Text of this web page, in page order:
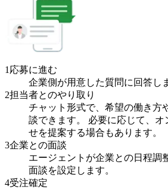
1 応募に進む
企業側が用意した質問に回答し
2担当者とのやり取り
チャット形式で、希望の働き方
談できます。 必要に応じて、オ
せを提案する場合もあります。
3企業との面談
エージェントが企業との日程調
面談を設定します。
4受注確定